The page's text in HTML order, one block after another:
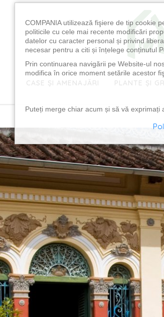
CASE ȘI AMENAJĂRI PLANTE ȘI
COMPANIA utilizează fişiere de tip cookie
politicile cu cele mai recente modificări
datelor cu caracter personal și privind
necesar pentru a citi și înțelege conținutul
Prin continuarea navigării pe Website-ul
modifica în orice moment setările acestor
Puteți merge chiar acum și să vă exprimați